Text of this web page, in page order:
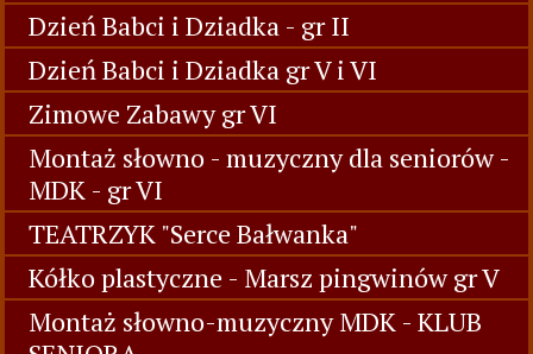
Dzień Babci i Dziadka - gr II
Dzień Babci i Dziadka gr V i VI
Zimowe Zabawy gr VI
Montaż słowno - muzyczny dla seniorów -
MDK - gr VI
TEATRZYK "Serce Bałwanka"
Kółko plastyczne - Marsz pingwinów gr V
Montaż słowno-muzyczny MDK - KLUB